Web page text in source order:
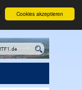
Cookies akzeptieren